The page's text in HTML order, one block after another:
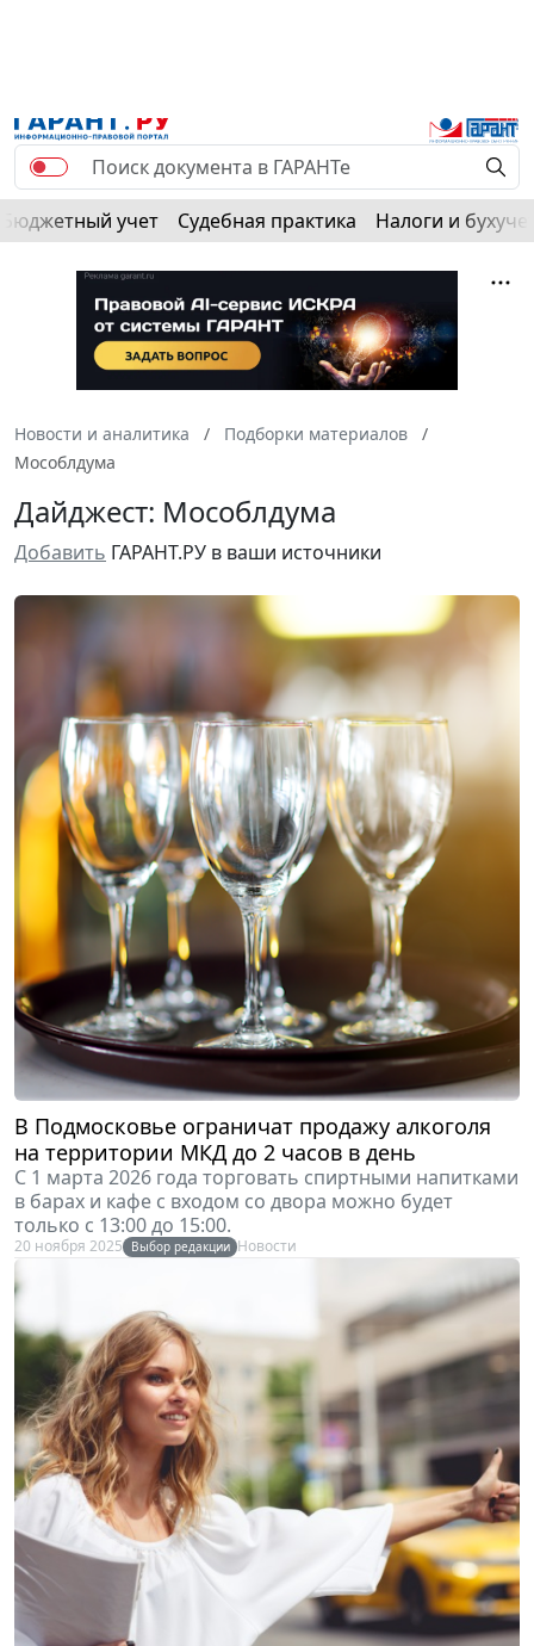
Бюджетный учет Судебная практика Налоги и
Новости и аналитика
Подборки материалов
Мособлдума
Дайджест: Мособлдума
Добавить ГАРАНТ.РУ в ваши источники
В Подмосковье ограничат продажу алкоголя
на территории МКД до 2 часов в день
С 1 марта 2026 года торговать спиртными напитками
в барах и кафе с входом со двора можно будет
только с 13:00 до 15:00.
20 ноября 2025 Выбор редакции Новости